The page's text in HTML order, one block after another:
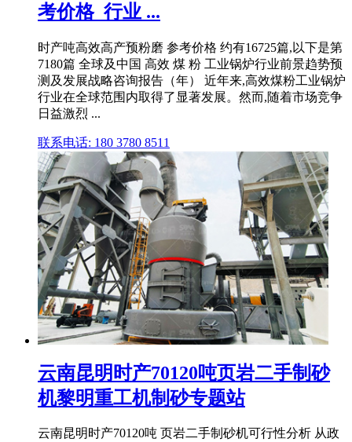
考价格_行业 ...
时产吨高效高产预粉磨 参考价格 约有16725篇,以下是第
7180篇 全球及中国 高效 煤 粉 工业锅炉行业前景趋势预
测及发展战略咨询报告（年） 近年来,高效煤粉工业锅炉
行业在全球范围内取得了显著发展。然而,随着市场竞争
日益激烈 ...
联系电话: 180 3780 8511
云南昆明时产70120吨页岩二手制砂
机黎明重工机制砂专题站
云南昆明时产70120吨 页岩二手制砂机可行性分析 从政